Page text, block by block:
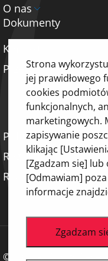
O nas
Dokumenty
Kontakt
Przekaż darowiznę
Polityka prywatności
Regulamin
RODO – media
© 2026 All Rights
Strona
jej prawidłowego
cookies
funkcjonalnych,
marketingowych.
zapisywanie
klikając
[Zgadzam się]
[Odmawiam]
informacje
Zgadzam